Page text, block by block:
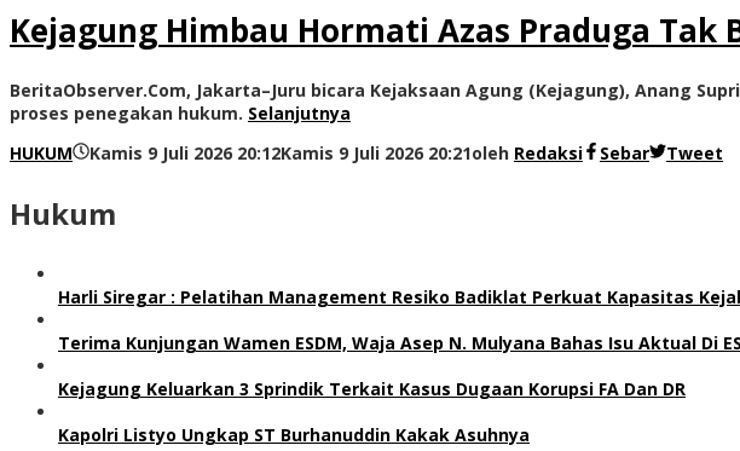
Kejagung Himbau Hormati Azas Praduga
BeritaObserver.Com, Jakarta–Juru bicara Kejaksaan Agung (Kejagung), Anang
proses penegakan hukum. Selanjutnya
HUKUM
Kamis 9 Juli 2026 20:12Kamis 9 Juli 2026 20:21oleh Redaksi Sebar Tweet
Hukum
Harli Siregar : Pelatihan Management Resiko Badiklat Perkuat Kapasitas
Terima Kunjungan Wamen ESDM, Waja Asep N. Mulyana Bahas Isu Aktual Di
Kejagung Keluarkan 3 Sprindik Terkait Kasus Dugaan Korupsi FA Dan DR
Kapolri Listyo Ungkap ST Burhanuddin Kakak Asuhnya